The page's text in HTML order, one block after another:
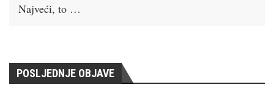
Najveći, to …
POSLJEDNJE OBJAVE